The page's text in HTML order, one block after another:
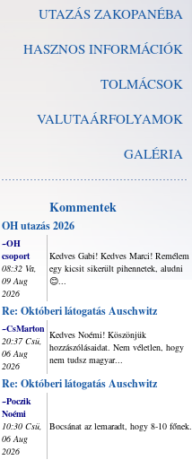
UTAZÁS ZAKOPANÉBA
HASZNOS INFORMÁCIÓK
TOLMÁCSOK
VALUTAÁRFOLYAMOK
GALÉRIA
Kommentek
OH utazás 2026
~OH
csoport
08:32 Va,
09 Aug
2026
Kedves Gabi! Kedves Marci! Remélem
egy kicsit sikerült pihennetek, aludni
😊...
Re: Októberi látogatás Auschwitz
~CsMarton
20:37 Csü,
06 Aug
2026
Kedves Noémi! Köszönjük
hozzászólásaidat. Nem véletlen, hogy
nem tudsz magyar...
Re: Októberi látogatás Auschwitz
~Poczik
Noémi
10:30 Csü,
06 Aug
2026
Bocsánat az lemaradt, hogy 8-10 főnek.